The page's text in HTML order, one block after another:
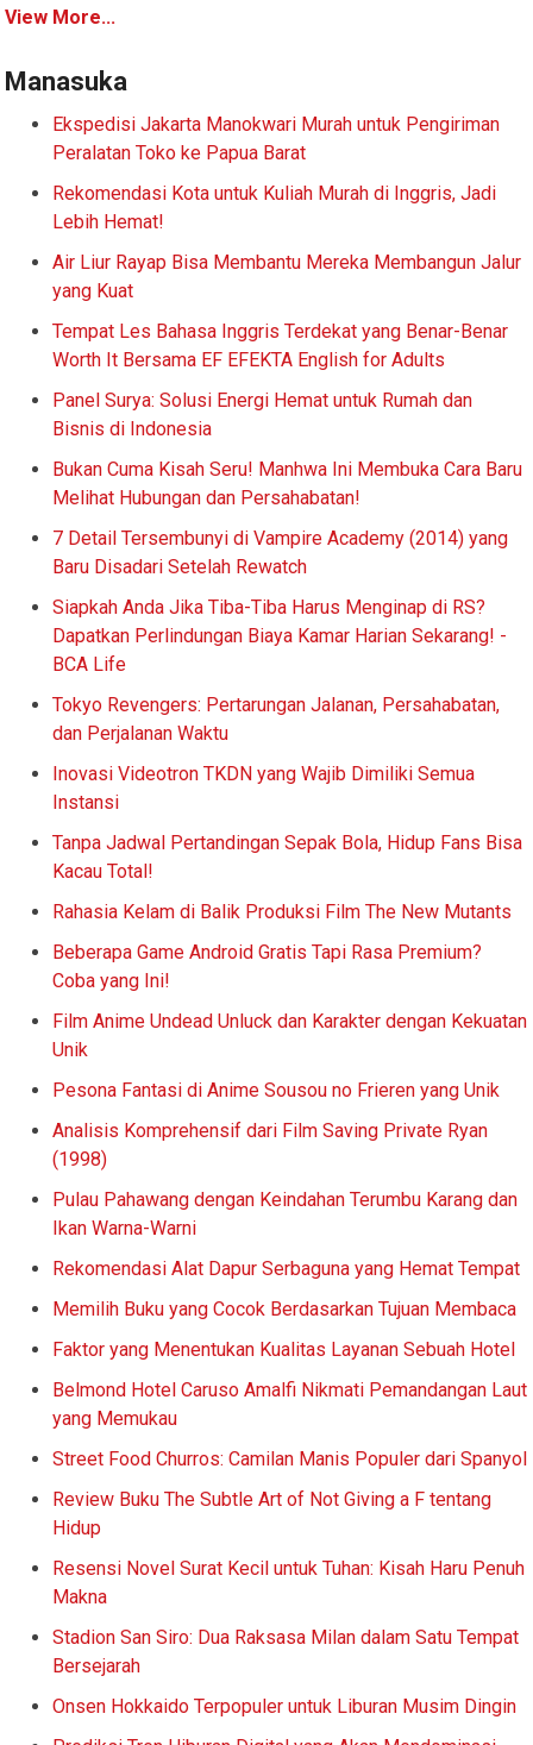
View More...
Manasuka
Ekspedisi Jakarta Manokwari Murah untuk Pengiriman
Peralatan Toko ke Papua Barat
Rekomendasi Kota untuk Kuliah Murah di Inggris, Jadi
Lebih Hemat!
Air Liur Rayap Bisa Membantu Mereka Membangun Jalur
yang Kuat
Tempat Les Bahasa Inggris Terdekat yang Benar-Benar
Worth It Bersama EF EFEKTA English for Adults
Panel Surya: Solusi Energi Hemat untuk Rumah dan
Bisnis di Indonesia
Bukan Cuma Kisah Seru! Manhwa Ini Membuka Cara Baru
Melihat Hubungan dan Persahabatan!
7 Detail Tersembunyi di Vampire Academy (2014) yang
Baru Disadari Setelah Rewatch
Siapkah Anda Jika Tiba-Tiba Harus Menginap di RS?
Dapatkan Perlindungan Biaya Kamar Harian Sekarang! -
BCA Life
Tokyo Revengers: Pertarungan Jalanan, Persahabatan,
dan Perjalanan Waktu
Inovasi Videotron TKDN yang Wajib Dimiliki Semua
Instansi
Tanpa Jadwal Pertandingan Sepak Bola, Hidup Fans Bisa
Kacau Total!
Rahasia Kelam di Balik Produksi Film The New Mutants
Beberapa Game Android Gratis Tapi Rasa Premium?
Coba yang Ini!
Film Anime Undead Unluck dan Karakter dengan Kekuatan
Unik
Pesona Fantasi di Anime Sousou no Frieren yang Unik
Analisis Komprehensif dari Film Saving Private Ryan
(1998)
Pulau Pahawang dengan Keindahan Terumbu Karang dan
Ikan Warna-Warni
Rekomendasi Alat Dapur Serbaguna yang Hemat Tempat
Memilih Buku yang Cocok Berdasarkan Tujuan Membaca
Faktor yang Menentukan Kualitas Layanan Sebuah Hotel
Belmond Hotel Caruso Amalfi Nikmati Pemandangan Laut
yang Memukau
Street Food Churros: Camilan Manis Populer dari Spanyol
Review Buku The Subtle Art of Not Giving a F tentang
Hidup
Resensi Novel Surat Kecil untuk Tuhan: Kisah Haru Penuh
Makna
Stadion San Siro: Dua Raksasa Milan dalam Satu Tempat
Bersejarah
Onsen Hokkaido Terpopuler untuk Liburan Musim Dingin